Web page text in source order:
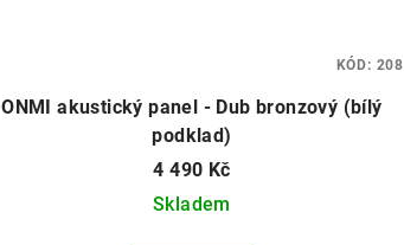
ONMI akustický panel - Dub bronzový (bílý
podklad)
4 490 Kč
Skladem
KÓD: 208